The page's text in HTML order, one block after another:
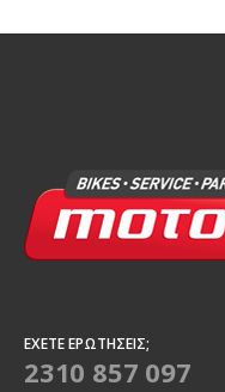
ΈΧΕΤΕ ΕΡΩΤΉΣΕΙΣ;
2310 857 097